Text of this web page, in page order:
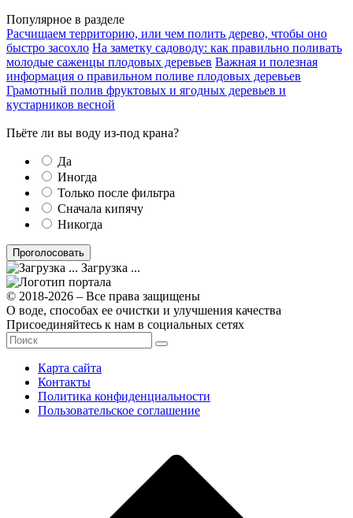
Популярное в разделе
Расчищаем территорию, или чем полить дерево, чтобы оно
быстро засохло На заметку садоводу: как правильно поливать
молодые саженцы плодовых деревьев Важная и полезная
информация о правильном поливе плодовых деревьев
Грамотный полив фруктовых и ягодных деревьев и
кустарников весной
Пьёте ли вы воду из-под крана?
Да
Иногда
Только после фильтра
Сначала кипячу
Никогда
Загрузка ...
© 2018-2026 – Все права защищены
О воде, способах ее очистки и улучшения качества
Присоединяйтесь к нам в социальных сетях
Карта сайта
Контакты
Политика конфиденциальности
Пользовательское соглашение